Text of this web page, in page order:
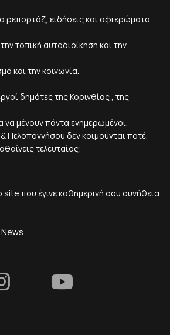
ρεπορτάζ, ειδήσεις και αφιερώματα
τοπική αυτοδιοίκηση και την
και την κοινωνία.
δημότες της Κορινθίας , της
να μένουν πάντα ενημερωμένοι.
Πελοποννήσου δεν κοιμούνται ποτέ.
τελευταίος;
που έγινε καθημερινή σου συνήθεια.